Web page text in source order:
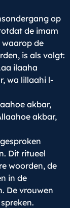
op
de imam
waarop de
is als volgt:
ilaaha
wa lillaahi l-
akbar,
akbar,
Dit ritueel
woorden, de
in de
De vrouwen